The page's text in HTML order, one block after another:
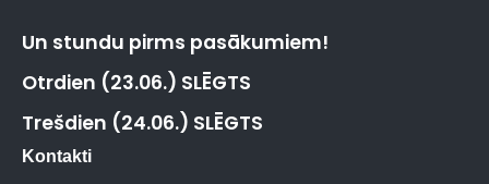
Un stundu pirms pasākumiem!
Otrdien (23.06.) SLĒGTS
Trešdien (24.06.) SLĒGTS
Kontakti